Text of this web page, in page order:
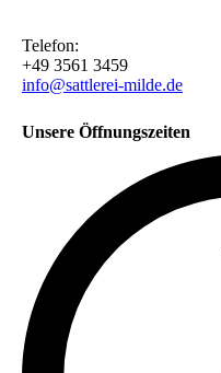
Telefon:
+49 3561 3459
info@sattlerei-milde.de
Unsere Öffnungszeiten